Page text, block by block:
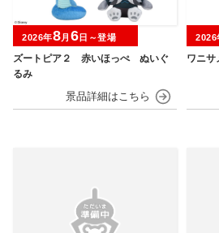
ズートピア２ 赤いほっぺ ぬいぐ
るみ
2026年8月 6日～登場
ワニサ
2026